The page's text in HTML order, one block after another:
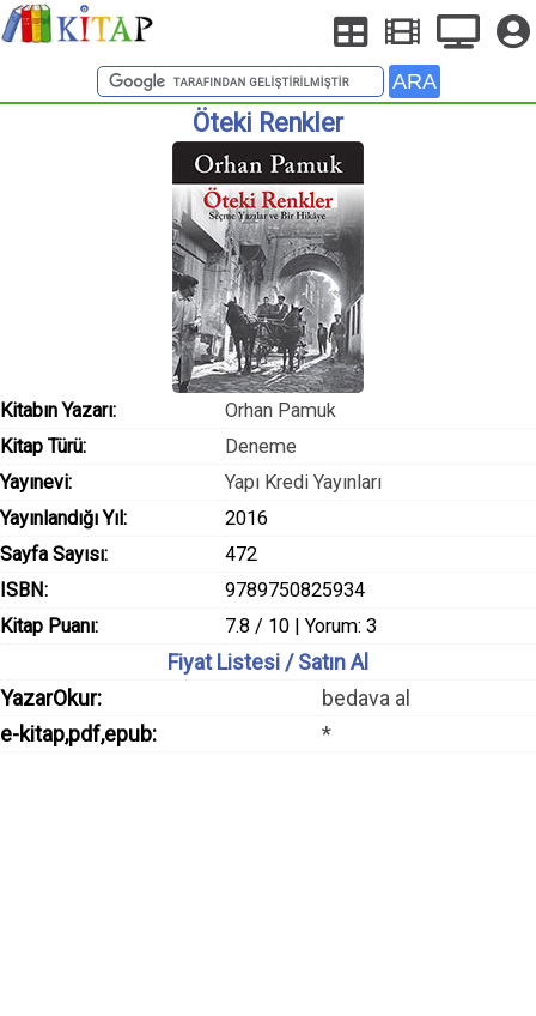
Öteki Renkler
Kitabın Yazarı:
Orhan Pamuk
Kitap Türü:
Deneme
Yayınevi:
Yapı Kredi Yayınları
Yayınlandığı Yıl:
2016
Sayfa Sayısı:
472
ISBN:
9789750825934
Kitap Puanı:
7.8 / 10 | Yorum: 3
Fiyat Listesi / Satın Al
YazarOkur:
bedava al
e-kitap,pdf,epub:
*